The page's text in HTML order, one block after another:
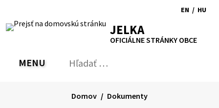
obsah
RSS MapaTlačiť
Zvýšiť
kontrast
písmapísma
EN
to
/ HU
JELKA
OFICIÁLNE STRÁNKY OBCE
PREPNÚŤ
MENU Hľadať:
Domov Dokumenty